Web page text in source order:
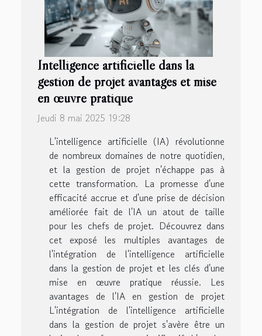
Intelligence artificielle dans la
gestion de projet avantages et mise
en œuvre pratique
Jeudi 8 mai 2025 19:28
L'intelligence artificielle (IA) révolutionne
de nombreux domaines de notre quotidien,
et la gestion de projet n'échappe pas à
cette transformation. La promesse d'une
efficacité accrue et d'une prise de décision
améliorée fait de l'IA un atout de taille
pour les chefs de projet. Découvrez dans
cet exposé les multiples avantages de
l'intégration de l'intelligence artificielle
dans la gestion de projet et les clés d'une
mise en œuvre pratique réussie. Les
avantages de l'IA en gestion de projet
L'intégration de l'intelligence artificielle
dans la gestion de projet s'avère être un